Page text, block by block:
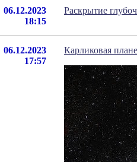
06.12.2023
18:15
Раскрытие
06.12.2023
17:57
Карликовая